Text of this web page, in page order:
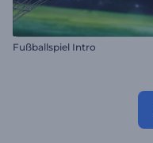
Fußballspiel Intro